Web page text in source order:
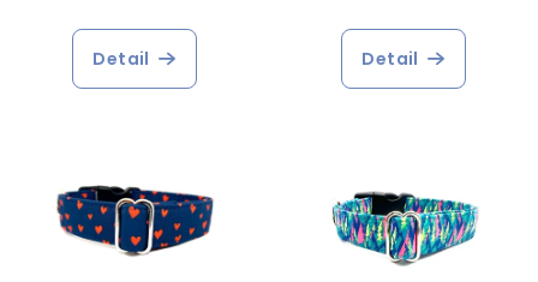
Detail Detail